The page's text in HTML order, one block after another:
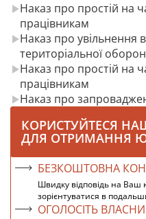
Наказ про простій на
працівникам
Наказ про увільнення
територіальної
Наказ про простій на
працівникам
Наказ про
КОРИСТУЙТЕСЯ
ДЛЯ ОТРИМАННЯ
БЕЗКОШТОВНА
Швидку відповідь на
зорієнтуватися в
ОГОЛОСІТЬ